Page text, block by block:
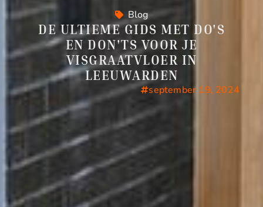
Blog
DE ULTIEME GIDS MET DO'S
EN DON'TS VOOR JE
VISGRAATVLOER IN
LEEUWARDEN
september 19, 2024